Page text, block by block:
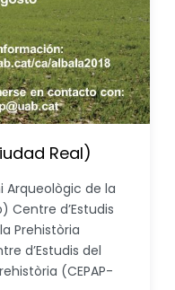
Real)
Arqueològic de la
Centre d’Estudis
Prehistòria
d’Estudis del
(CEPAP-